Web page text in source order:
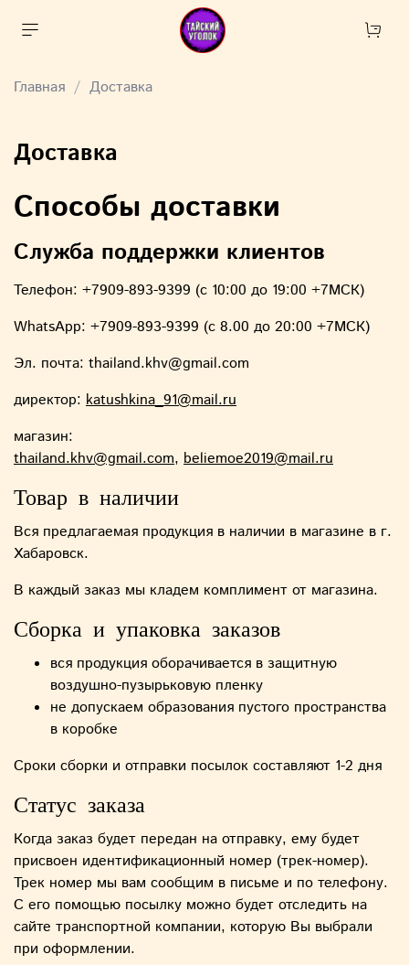
Главная Доставка
Доставка
Способы доставки
Служба поддержки клиентов
Телефон: +7909-893-9399 (с 10:00 до 19:00 +7МСК)
WhatsApp: +7909-893-9399 (с 8.00 до 20:00 +7МСК)
Эл. почта: thailand.khv@gmail.com
директор: katushkina_91@mail.ru
магазин:
thailand.khv@gmail.com, beliemoe2019@mail.ru
Товар в наличии
Вся предлагаемая продукция в наличии в магазине в г.
Хабаровск.
В каждый заказ мы кладем комплимент от магазина.
Сборка и упаковка заказов
вся продукция оборачивается в защитную
воздушно-пузырьковую пленку
не допускаем образования пустого пространства
в коробке
Сроки сборки и отправки посылок составляют 1-2 дня
Статус заказа
Когда заказ будет передан на отправку, ему будет
присвоен идентификационный номер (трек-номер).
Трек номер мы вам сообщим в письме и по телефону.
С его помощью посылку можно будет отследить на
сайте транспортной компании, которую Вы выбрали
при оформлении.